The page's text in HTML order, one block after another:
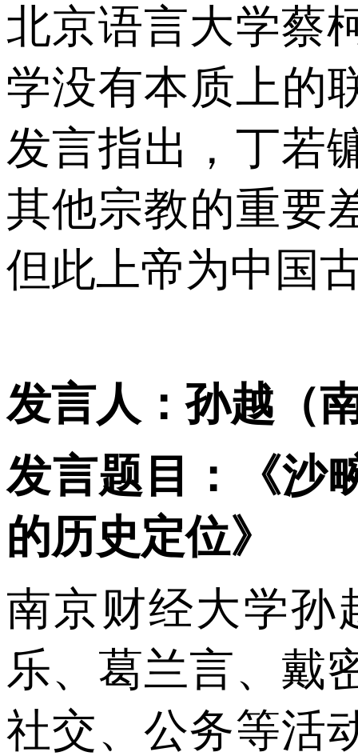
北京语言大学蔡
学没有本质上的
发言指出，丁若
其他宗教的重要
但此上帝为中国
发言人：孙越（
发言题目：《沙
的历史定位》
南京财经大学孙
乐、葛兰言、戴
社交、公务等活